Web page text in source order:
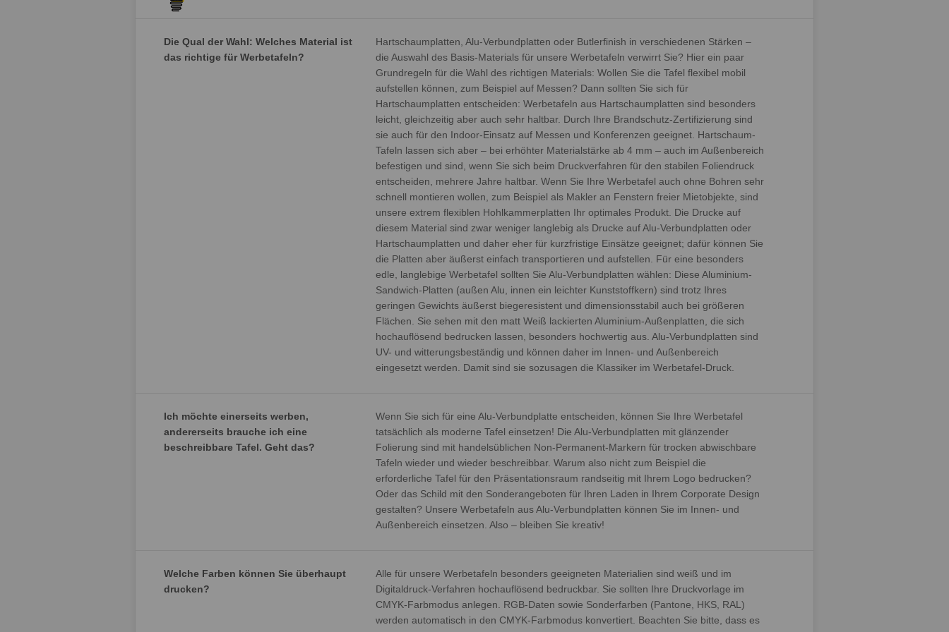
Die Qual der Wahl: Welches Material ist
das richtige für Werbetafeln?
Hartschaumplatten, Alu-Verbundplatten oder Butlerfinish in verschiedenen Stärken –
die Auswahl des Basis-Materials für unsere Werbetafeln verwirrt Sie? Hier ein paar
Grundregeln für die Wahl des richtigen Materials: Wollen Sie die Tafel flexibel mobil
aufstellen können, zum Beispiel auf Messen? Dann sollten Sie sich für
Hartschaumplatten entscheiden: Werbetafeln aus Hartschaumplatten sind besonders
leicht, gleichzeitig aber auch sehr haltbar. Durch Ihre Brandschutz-Zertifizierung sind
sie auch für den Indoor-Einsatz auf Messen und Konferenzen geeignet. Hartschaum-
Tafeln lassen sich aber – bei erhöhter Materialstärke ab 4 mm – auch im Außenbereich
befestigen und sind, wenn Sie sich beim Druckverfahren für den stabilen Foliendruck
entscheiden, mehrere Jahre haltbar. Wenn Sie Ihre Werbetafel auch ohne Bohren sehr
schnell montieren wollen, zum Beispiel als Makler an Fenstern freier Mietobjekte, sind
unsere extrem flexiblen Hohlkammerplatten Ihr optimales Produkt. Die Drucke auf
diesem Material sind zwar weniger langlebig als Drucke auf Alu-Verbundplatten oder
Hartschaumplatten und daher eher für kurzfristige Einsätze geeignet; dafür können Sie
die Platten aber äußerst einfach transportieren und aufstellen. Für eine besonders
edle, langlebige Werbetafel sollten Sie Alu-Verbundplatten wählen: Diese Aluminium-
Sandwich-Platten (außen Alu, innen ein leichter Kunststoffkern) sind trotz Ihres
geringen Gewichts äußerst biegeresistent und dimensionsstabil auch bei größeren
Flächen. Sie sehen mit den matt Weiß lackierten Aluminium-Außenplatten, die sich
hochauflösend bedrucken lassen, besonders hochwertig aus. Alu-Verbundplatten sind
UV- und witterungsbeständig und können daher im Innen- und Außenbereich
eingesetzt werden. Damit sind sie sozusagen die Klassiker im Werbetafel-Druck.
Ich möchte einerseits werben,
andererseits brauche ich eine
beschreibbare Tafel. Geht das?
Wenn Sie sich für eine Alu-Verbundplatte entscheiden, können Sie Ihre Werbetafel
tatsächlich als moderne Tafel einsetzen! Die Alu-Verbundplatten mit glänzender
Folierung sind mit handelsüblichen Non-Permanent-Markern für trocken abwischbare
Tafeln wieder und wieder beschreibbar. Warum also nicht zum Beispiel die
erforderliche Tafel für den Präsentationsraum randseitig mit Ihrem Logo bedrucken?
Oder das Schild mit den Sonderangeboten für Ihren Laden in Ihrem Corporate Design
gestalten? Unsere Werbetafeln aus Alu-Verbundplatten können Sie im Innen- und
Außenbereich einsetzen. Also – bleiben Sie kreativ!
Welche Farben können Sie überhaupt
drucken?
Alle für unsere Werbetafeln besonders geeigneten Materialien sind weiß und im
Digitaldruck-Verfahren hochauflösend bedruckbar. Sie sollten Ihre Druckvorlage im
CMYK-Farbmodus anlegen. RGB-Daten sowie Sonderfarben (Pantone, HKS, RAL)
werden automatisch in den CMYK-Farbmodus konvertiert. Beachten Sie bitte, dass es